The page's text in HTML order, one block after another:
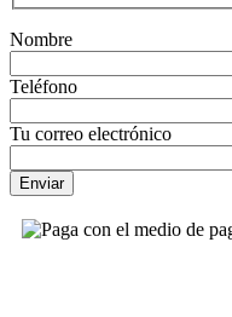
Nombre
Teléfono
Tu correo electrónico